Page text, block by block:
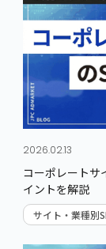
Google広告
その他Web広告
YouTube広告
TVer広告
Netflix広告
2026.02.13
コーポレートサ
イントを解説
サイト・業種別